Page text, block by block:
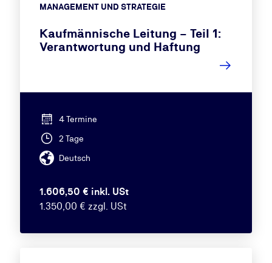
MANAGEMENT UND STRATEGIE
Kaufmännische Leitung – Teil 1:
Verantwortung und Haftung
4 Termine
2 Tage
Deutsch
1.606,50 € inkl. USt
1.350,00 € zzgl. USt